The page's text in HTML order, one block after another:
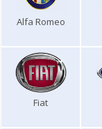
Alfa Romeo
Fiat